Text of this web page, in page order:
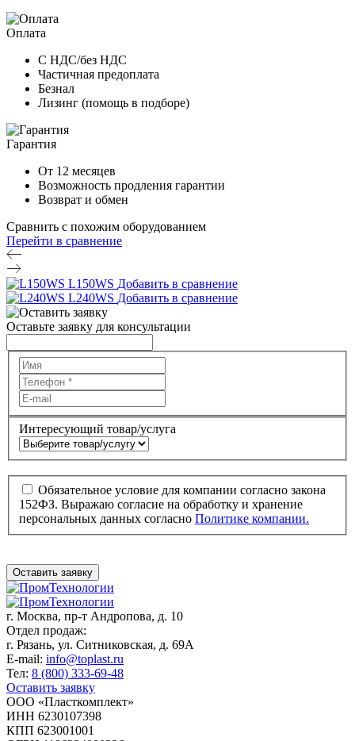
Оплата
С НДС/без НДС
Частичная предоплата
Безнал
Лизинг (помощь в подборе)
Гарантия
От 12 месяцев
Возможность продления гарантии
Возврат и обмен
Сравнить с похожим оборудованием
Перейти в сравнение
L150WS Добавить в сравнение
L240WS Добавить в сравнение
Оставьте заявку для консультации
Интересующий товар/услуга
Обязательное условие для компании согласно закона
152ФЗ. Выражаю согласие на обработку и хранение
персональных данных согласно Политике компании.
Оставить заявку
г. Москва, пр-т Андропова, д. 10
Отдел продаж:
г. Рязань, ул. Ситниковская, д. 69А
E-mail: info@toplast.ru
Тел: 8 (800) 333-69-48
Оставить заявку
ООО «Пласткомплект»
ИНН 6230107398
КПП 623001001